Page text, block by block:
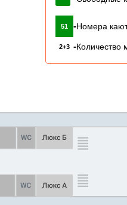
51 -Номера
2+3 -Количество